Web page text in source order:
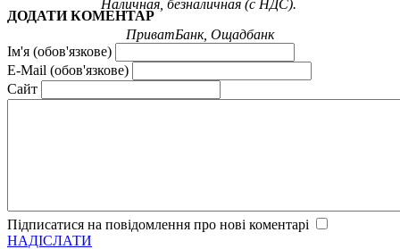
Наличная, безналичная (с НДС).
ПриватБанк, Ощадбанк
ДОДАТИ КОМЕНТАР
Ім'я (обов'язкове)
E-Mail (обов'язкове)
Сайт
Підписатися на повідомлення про нові коментарі
НАДІСЛАТИ